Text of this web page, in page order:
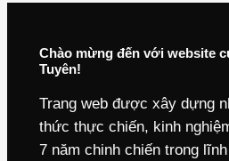
Chào mừng đến với website
Tuyên!
Trang web được xây dựng
thức thực chiến, kinh
7 năm chinh chiến trong